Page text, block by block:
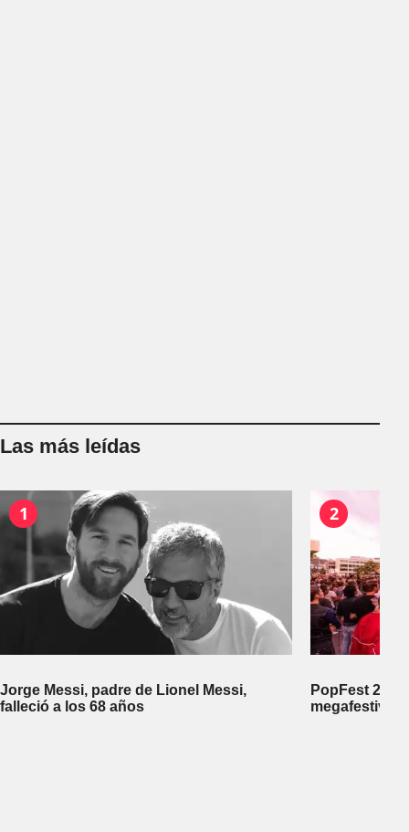
Las más leídas
1
Jorge Messi, padre de Lionel Messi,
falleció a los 68 años
2
PopFest
megafestival